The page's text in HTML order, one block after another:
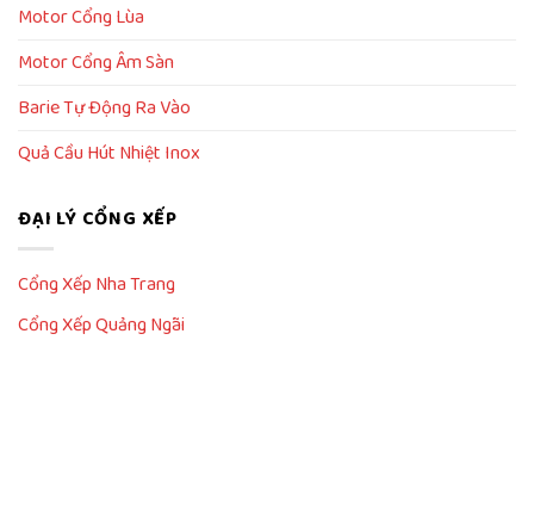
Motor Cổng Lùa
Motor Cổng Âm Sàn
Barie Tự Động Ra Vào
Quả Cầu Hút Nhiệt Inox
ĐẠI LÝ CỔNG XẾP
Cổng Xếp Nha Trang
Cổng Xếp Quảng Ngãi